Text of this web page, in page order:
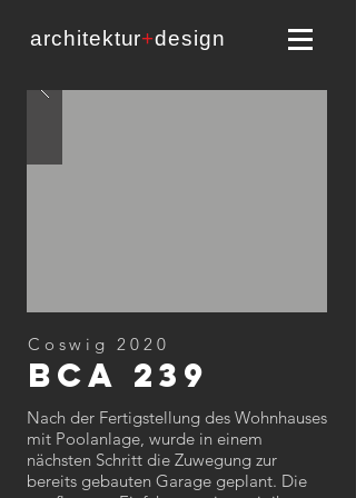
architektur+design
Coswig 2020
BCA 239
Nach der Fertigstellung des Wohnhauses
mit Poolanlage, wurde in einem
nächsten Schritt die Zuwegung zur
bereits gebauten Garage geplant. Die